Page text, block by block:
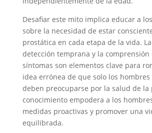
Desafiar este mito implica educar a
sobre la necesidad de estar
prostática en cada etapa de la vida.
detección temprana y la comprensión
síntomas son elementos clave para
idea errónea de que solo los hombres
deben preocuparse por la salud de la
conocimiento empodera a los
medidas proactivas y promover una
equilibrada.